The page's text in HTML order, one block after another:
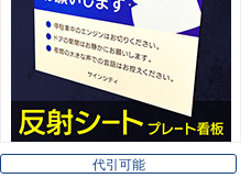
代引可能